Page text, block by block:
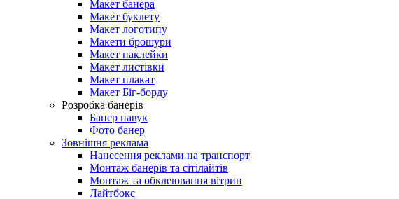
Макет банера
Макет буклету
Макет логотипу
Макети брошури
Макет наклейки
Макет листівки
Макет плакат
Макет Біг-борду
Розробка банерів
Банер павук
Фото банер
Зовнішня реклама
Нанесення реклами на транспорт
Монтаж банерів та сітілайтів
Монтаж та обклеювання вітрин
Лайтбокс